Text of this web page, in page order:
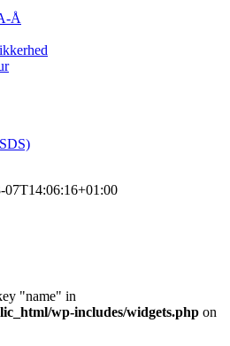
Å
07T14:06:16+01:00
"name" in
wp-includes/widgets.php on